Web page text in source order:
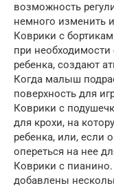
возможность
немного изменить
Коврики с
при необходимости
ребенка, создают
Когда малыш
поверхность для
Коврики с
для крохи, на
ребенка, или, если
опереться на нее
Коврики с
добавлены